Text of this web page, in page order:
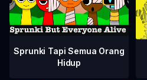
Sprunki Tapi Semua Orang
Hidup